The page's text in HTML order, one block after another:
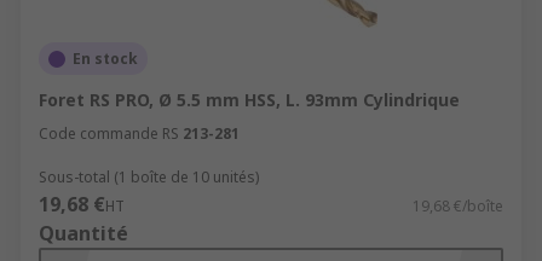
En stock
Foret RS PRO, Ø 5.5 mm HSS, L. 93mm Cylindrique
Code commande RS 213-281
Sous-total (1 boîte de 10 unités)
19,68 €HT 19,68 €/boîte
Quantité